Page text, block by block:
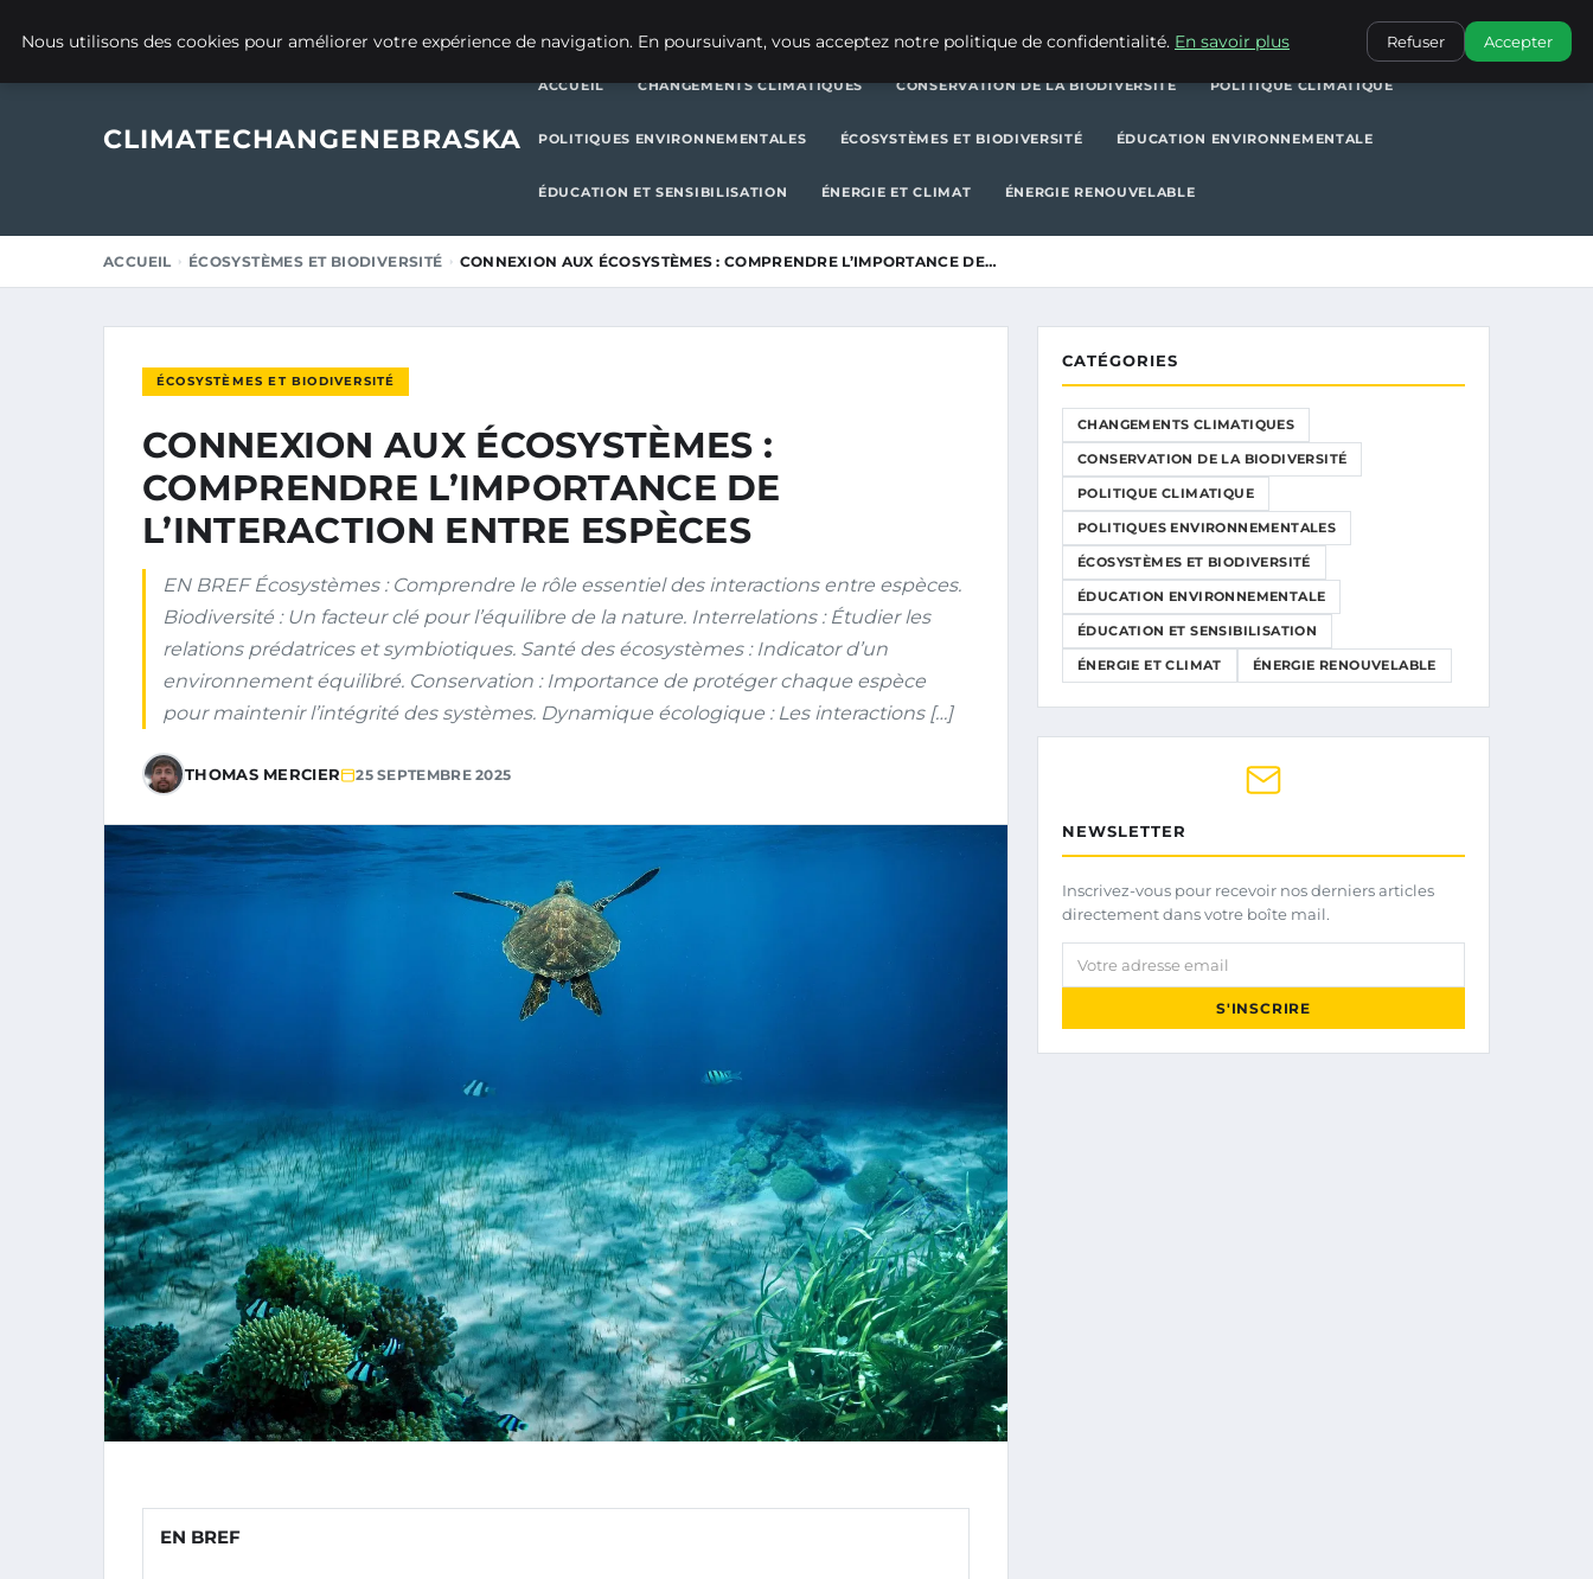
POLITIQUES ENVIRONNEMENTALES
CLIMATECHANGENEBRASKA
ACCUEIL CHANGEMENTS CLIMATIQUES CONSERVATION DE LA BIODIVERSITÉ POLITIQUE CLIMATIQUE
POLITIQUES ENVIRONNEMENTALES ÉCOSYSTÈMES ET BIODIVERSITÉ ÉDUCATION ENVIRONNEMENTALE
ÉDUCATION ET SENSIBILISATION ÉNERGIE ET CLIMAT ÉNERGIE RENOUVELABLE
ACCUEIL ÉCOSYSTÈMES ET BIODIVERSITÉ CONNEXION AUX ÉCOSYSTÈMES : COMPRENDRE L’IMPORTANCE DE…
ÉCOSYSTÈMES ET BIODIVERSITÉ
CONNEXION AUX ÉCOSYSTÈMES :
COMPRENDRE L’IMPORTANCE DE
L’INTERACTION ENTRE ESPÈCES
EN BREF Écosystèmes : Comprendre le rôle essentiel des interactions entre espèces.
Biodiversité : Un facteur clé pour l’équilibre de la nature. Interrelations : Étudier les
relations prédatrices et symbiotiques. Santé des écosystèmes : Indicator d’un
environnement équilibré. Conservation : Importance de protéger chaque espèce
pour maintenir l’intégrité des systèmes. Dynamique écologique : Les interactions […]
THOMAS MERCIER 25 SEPTEMBRE 2025
EN BREF
CATÉGORIES
CHANGEMENTS CLIMATIQUES
CONSERVATION DE LA BIODIVERSITÉ
POLITIQUE CLIMATIQUE
POLITIQUES ENVIRONNEMENTALES
ÉCOSYSTÈMES ET BIODIVERSITÉ
ÉDUCATION ENVIRONNEMENTALE
ÉDUCATION ET SENSIBILISATION
ÉNERGIE ET CLIMAT ÉNERGIE RENOUVELABLE
NEWSLETTER
Inscrivez-vous pour recevoir nos derniers articles
directement dans votre boîte mail.
Votre adresse email
S'INSCRIRE
Nous utilisons des cookies pour améliorer votre expérience de navigation. En poursuivant, vous acceptez notre politique de confidentialité. En savoir plus Refuser Accepter